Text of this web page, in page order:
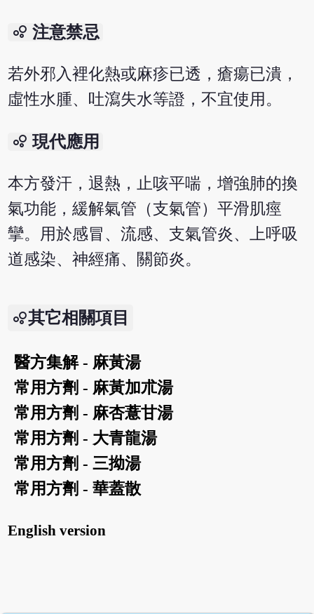
bubble_chart 注意禁忌
若外邪入裡化熱或麻疹已透，瘡瘍已潰，
虛性水腫、吐瀉失水等證，不宜使用。
bubble_chart 現代應用
本方發汗，退熱，止咳平喘，增強肺的換
氣功能，緩解氣管（支氣管）平滑肌痙
攣。用於感冒、流感、支氣管炎、上呼吸
道感染、神經痛、關節炎。
其它相關項目
醫方集解 - 麻黃湯
常用方劑 - 麻黃加朮湯
常用方劑 - 麻杏薏甘湯
常用方劑 - 大青龍湯
常用方劑 - 三拗湯
常用方劑 - 華蓋散
English version